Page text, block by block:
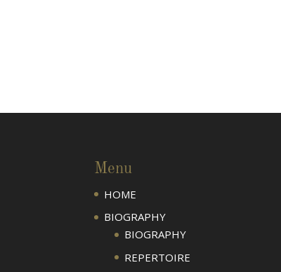
Menu
HOME
BIOGRAPHY
BIOGRAPHY
REPERTOIRE